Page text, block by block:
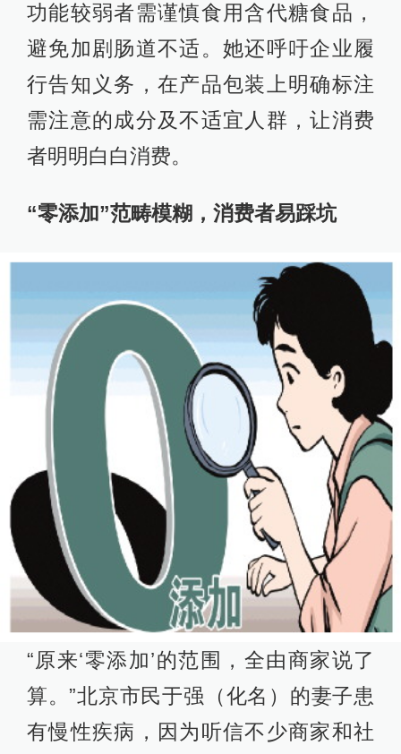
功能较弱者需谨慎食用含代糖食品，
避免加剧肠道不适。她还呼吁企业履
行告知义务，在产品包装上明确标注
需注意的成分及不适宜人群，让消费
者明明白白消费。
“零添加”范畴模糊，消费者易踩坑
“原来‘零添加’的范围，全由商家说了
算。”北京市民于强（化名）的妻子患
有慢性疾病，因为听信不少商家和社